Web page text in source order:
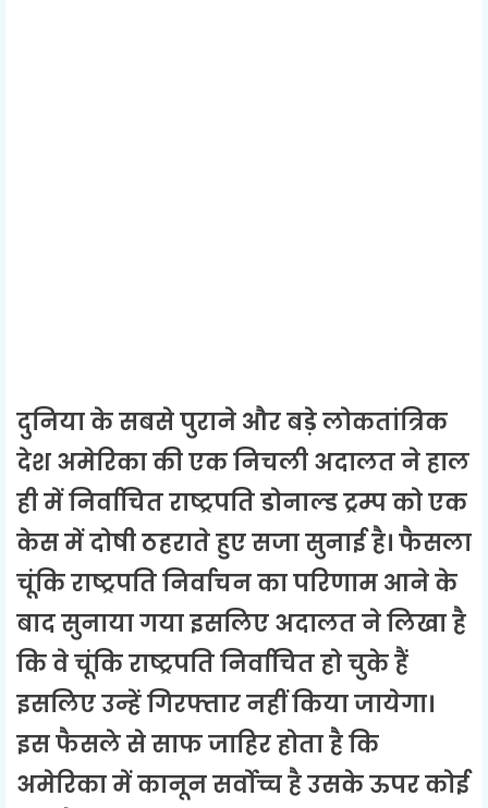
दुनिया के सबसे पुराने और बड़े लोकतांत्रिक
देश अमेरिका की एक निचली अदालत ने हाल
ही में निर्वाचित राष्ट्रपति डोनाल्ड ट्रम्प को एक
केस में दोषी ठहराते हुए सजा सुनाई है। फैसला
चूंकि राष्ट्रपति निर्वाचन का परिणाम आने के
बाद सुनाया गया इसलिए अदालत ने लिखा है
कि वे चूंकि राष्ट्रपति निर्वाचित हो चुके हैं
इसलिए उन्हें गिरफ्तार नहीं किया जायेगा।
इस फैसले से साफ जाहिर होता है कि
अमेरिका में कानून सर्वोच्च है उसके ऊपर कोई